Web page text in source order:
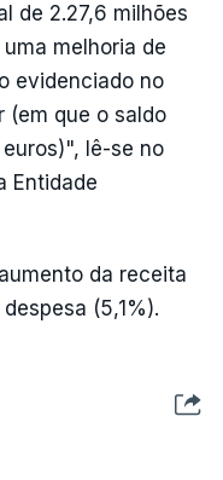
de 2.27,6 milhões
melhoria de
evidenciado no
(em que o saldo
lê-se no
Entidade
da receita
(5,1%).